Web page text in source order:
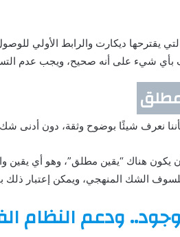
يقترحها ديكارت والرابط الأولي
بأي شيء على أنه صحيح، ويجب عدم
بأننا نعرف شيئًا بوضوح وثقة، دون أدنى
يكون هناك “يقين مطلق”، وهو أي
الشك المنهجي، ويمكن إعتبار ذلك
ودعم النظام